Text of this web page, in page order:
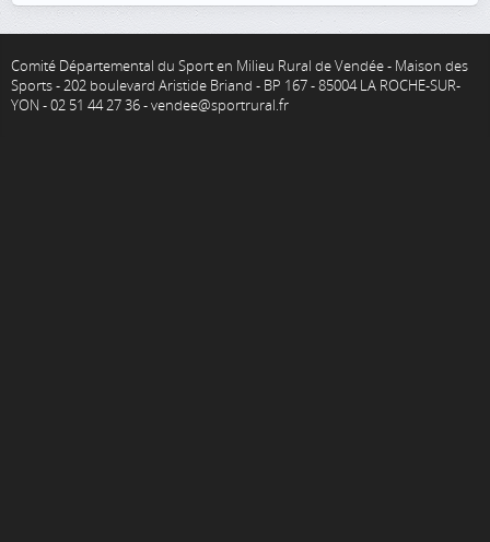
Comité Départemental du Sport en Milieu Rural de Vendée - Maison des
Sports - 202 boulevard Aristide Briand - BP 167 - 85004 LA ROCHE-SUR-
YON - 02 51 44 27 36 - vendee@sportrural.fr